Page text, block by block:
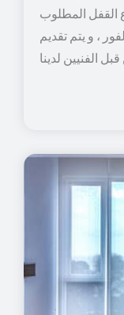
القفل المطلوب
، و يتم تقديم